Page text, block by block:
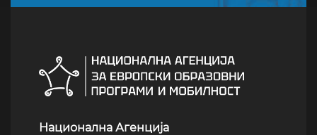
Национална Агенција